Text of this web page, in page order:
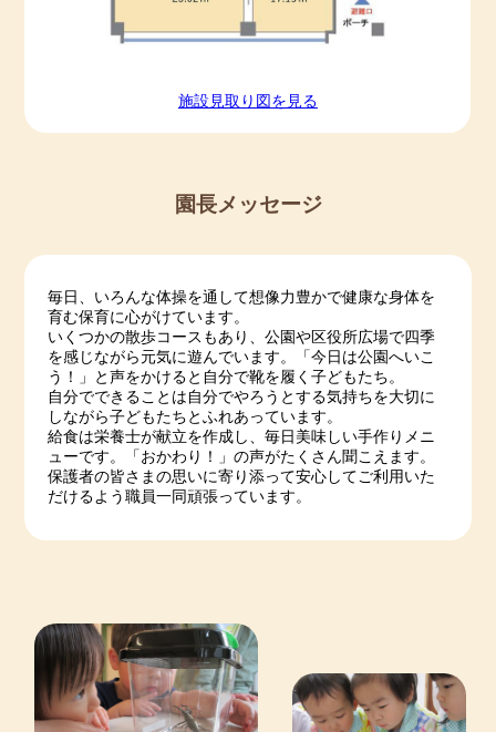
🌸０歳児《令和６（2024）年４月２日生～令和７
見学や詳しい内容などは、直接当園にお問い
合わせください。
☆彡【令和７年度 入園申込・予約も受付ます！！】
☆彡
🌸０歳児《令和６（2024）年４月２日生～令和７
（2025）年４月１日生》 ５ 名
見学や詳しい内容などは、直接当園にお問い
合わせください。
********************************************************************
************
☆彡【令和７年度 入園申込・予約も受付ます！！】
☆彡
🌸０歳児《令和６（2024）年４月２日生～令和７
施設⾒取り図を⾒る
園長メッセージ
毎日、いろんな体操を通して想像力豊かで健康な身体を
育む保育に心がけています。
いくつかの散歩コースもあり、公園や区役所広場で四季
を感じながら元気に遊んでいます。「今日は公園へいこ
う！」と声をかけると自分で靴を履く子どもたち。
自分でできることは自分でやろうとする気持ちを大切に
しながら子どもたちとふれあっています。
給食は栄養士が献立を作成し、毎日美味しい手作りメニ
ューです。「おかわり！」の声がたくさん聞こえます。
保護者の皆さまの思いに寄り添って安心してご利用いた
だけるよう職員一同頑張っています。